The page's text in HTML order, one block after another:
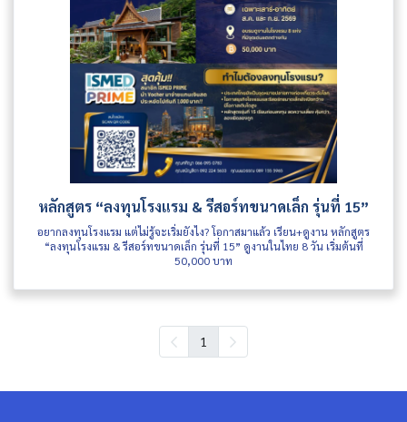
หลักสูตร “ลงทุนโรงแรม & รีสอร์ทขนาดเล็ก รุ่นที่ 15”
อยากลงทุนโรงแรม แต่ไม่รู้จะเริ่มยังไง? โอกาสมาแล้ว เรียน+ดูงาน หลักสูตร
“ลงทุนโรงแรม & รีสอร์ทขนาดเล็ก รุ่นที่ 15” ดูงานในไทย 8 วัน เริ่มต้นที่
50,000 บาท
1